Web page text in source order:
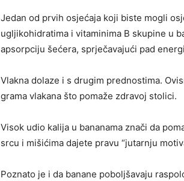
Jedan od prvih osjećaja koji biste mogli
ugljikohidratima i vitaminima B skupine u
apsorpciju šećera, sprječavajući pad
Vlakna dolaze i s drugim prednostima.
grama vlakana što pomaže zdravoj stolici.
Visok udio kalija u bananama znači da
srcu i mišićima dajete pravu “jutarnju
Poznato je i da banane poboljšavaju